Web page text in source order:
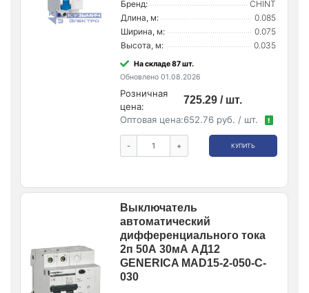
Бренд:
CHINT
Длина, м:
0.085
Ширина, м:
0.075
Высота, м:
0.035
На складе 87 шт.
Обновлено 01.08.2026
Розничная
цена:
725.29 / шт.
Оптовая цена:652.76 руб. / шт. !
- + КУПИТЬ
Выключатель
автоматический
дифференциального тока
2п 50А 30мА АД12
GENERICA MAD15-2-050-C-
030